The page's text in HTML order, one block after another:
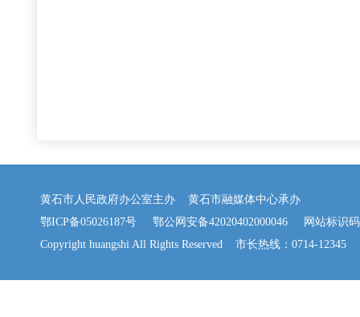
黄石市人民政府办公室主办 黄石市融媒体中心承办
鄂ICP备05026187号
鄂公网安备42020402000046 网站标识码
Copyright huangshi All Rights Reserved 市长热线：0714-12345